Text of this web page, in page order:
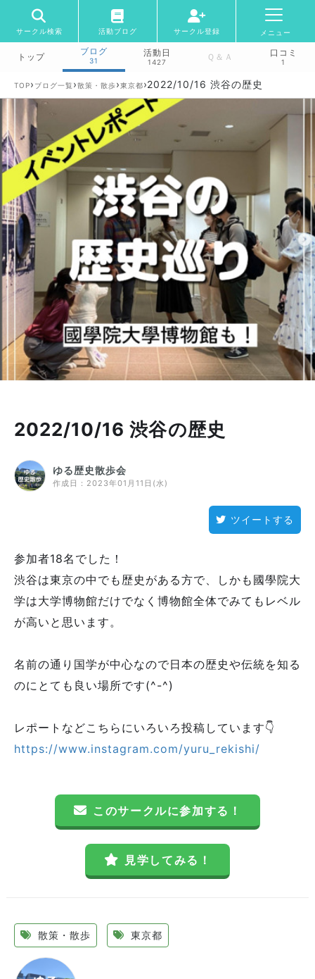
サークル検索 活動ブログ サークル登録 メニュー
トップ
ブログ
31
活動日
1427 Ｑ＆Ａ 口コミ
1
TOP› ブログ一覧 ›散策・散歩›東京都›2022/10/16 渋谷の歴史
2022/10/16 渋谷の歴史
ゆる歴史散歩会
作成日： 2023年01月11日(水)
ツイートする
参加者18名でした！
渋谷は東京の中でも歴史がある方で、しかも國學院大
学は大学博物館だけでなく博物館全体でみてもレベル
が高いと思います。
名前の通り国学が中心なので日本の歴史や伝統を知る
のにとても良い場所です(^-^)
レポートなどこちらにいろいろ投稿しています👇
https://www.instagram.com/yuru_rekishi/
このサークルに参加する！
見学してみる！
散策・散歩 東京都